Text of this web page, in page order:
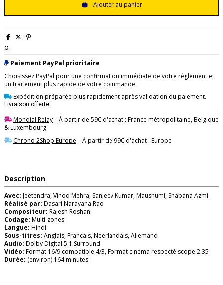
Ajouter au panier
¤
Paiement PayPal prioritaire
Choisissez PayPal pour une confirmation immédiate de votre règlement et
un traitement plus rapide de votre commande.
Expédition préparée plus rapidement après validation du paiement.
Livraison offerte
Mondial Relay– À partir de 59€ d'achat : France métropolitaine, Belgique
& Luxembourg
Chrono 2Shop Europe – À partir de 99€ d'achat : Europe
Description
Avec: Jeetendra, Vinod Mehra, Sanjeev Kumar, Maushumi, Shabana Azmi
Réalisé par: Dasari Narayana Rao
Compositeur: Rajesh Roshan
Codage: Multi-zones
Langue: Hindi
Sous-titres: Anglais, Français, Néerlandais, Allemand
Audio: Dolby Digital 5.1 Surround
Vidéo: Format 16/9 compatible 4/3, Format cinéma respecté scope 2.35
Durée: (environ) 164 minutes